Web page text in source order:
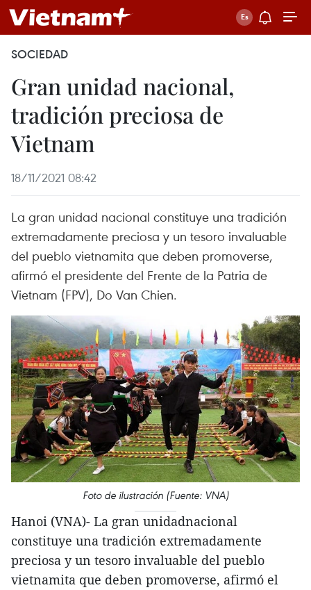
SOCIEDAD
Gran unidad nacional,
tradición preciosa de
Vietnam
18/11/2021 08:42
La gran unidad nacional constituye una tradición
extremadamente preciosa y un tesoro invaluable
del pueblo vietnamita que deben promoverse,
afirmó el presidente del Frente de la Patria de
Vietnam (FPV), Do Van Chien.
Foto de ilustración (Fuente: VNA)
Hanoi (VNA)- La gran unidadnacional
constituye una tradición extremadamente
preciosa y un tesoro invaluable del pueblo
vietnamita que deben promoverse, afirmó el